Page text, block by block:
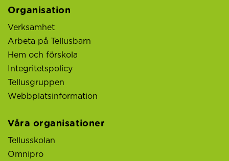
Organisation
Verksamhet
Arbeta på Tellusbarn
Hem och förskola
Integritetspolicy
Tellusgruppen
Webbplatsinformation
Våra organisationer
Tellusskolan
Omnipro